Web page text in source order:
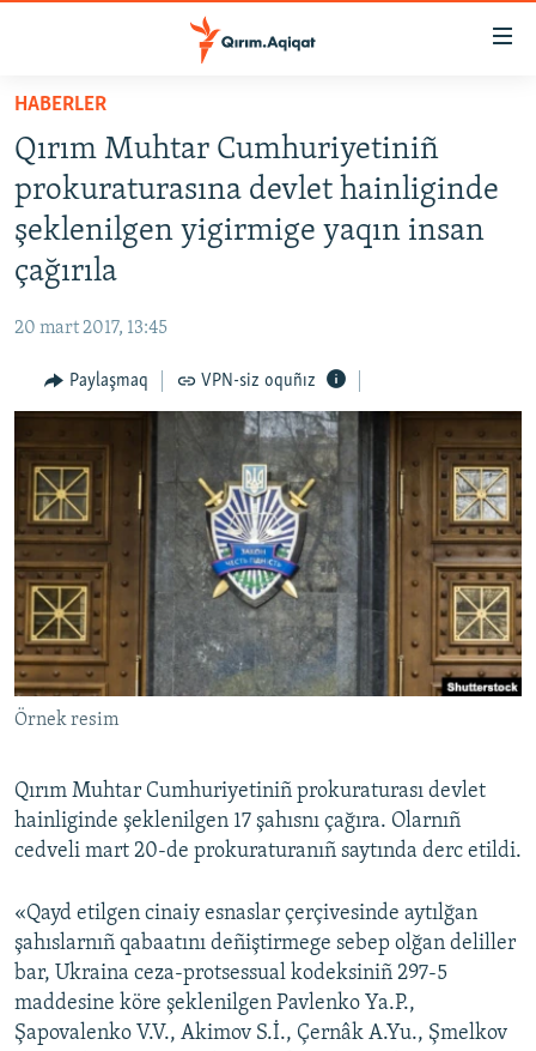
Esas
qaytmaq
Baş
navigatsiyağa
qaytmaq
Qıdıruvğa
SİYASET
İQTİSADİYAT
CEMİYET
İNSAN AQLARI
VİDEO
BLOGLAR
FİKİR
Русский
Українською
QOŞULIÑIZ!
RFE/RS bütün saytları
HABERLER
Qırım Muhtar Cumhuriyetiniñ
prokuraturasına devlet hainliginde
şeklenilgen yigirmige yaqın insan
çağırıla
20 mart 2017, 13:45
Paylaşmaq VPN-siz oquñız
Örnek resim
Qırım Muhtar Cumhuriyetiniñ prokuraturası devlet
hainliginde şeklenilgen 17 şahısnı çağıra. Olarnıñ
cedveli mart 20-de prokuraturanıñ saytında derc etildi.
«Qayd etilgen cinaiy esnaslar çerçivesinde aytılğan
şahıslarnıñ qabaatını deñiştirmege sebep olğan deliller
bar, Ukraina ceza-protsessual kodeksiniñ 297-5
maddesine köre şeklenilgen Pavlenko Ya.P.,
Şapovalenko V.V., Akimov S.İ., Çernâk A.Yu., Şmelkov